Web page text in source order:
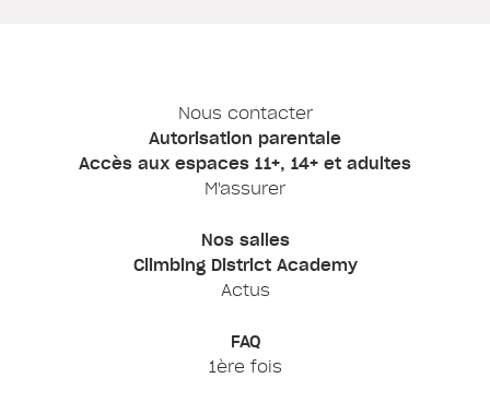
Nous contacter
Autorisation parentale
Accès aux espaces 11+, 14+ et adultes
M'assurer
Nos salles
Climbing District Academy
Actus
FAQ
1ère fois